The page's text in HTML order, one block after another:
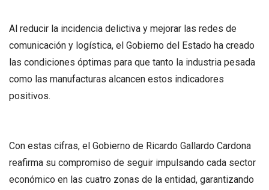
Al reducir la incidencia delictiva y mejorar las redes de
comunicación y logística, el Gobierno del Estado ha creado
las condiciones óptimas para que tanto la industria pesada
como las manufacturas alcancen estos indicadores
positivos.
Con estas cifras, el Gobierno de Ricardo Gallardo Cardona
reafirma su compromiso de seguir impulsando cada sector
económico en las cuatro zonas de la entidad, garantizando